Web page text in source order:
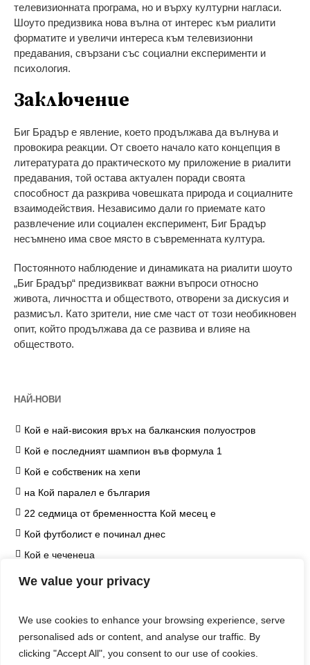
We value your privacy
We use cookies to enhance your browsing experience, serve
personalised ads or content, and analyse our traffic. By
clicking "Accept All", you consent to our use of cookies.
телевизионната програма, но и върху културни нагласи.
Шоуто предизвика нова вълна от интерес към риалити
форматите и увеличи интереса към телевизионни
предавания, свързани със социални експерименти и
психология.
Заключение
Биг Брадър е явление, което продължава да вълнува и
провокира реакции. От своето начало като концепция в
литературата до практическото му приложение в риалити
предавания, той остава актуален поради своята
способност да разкрива човешката природа и социалните
взаимодействия. Независимо дали го приемате като
развлечение или социален експеримент, Биг Брадър
несъмнено има свое място в съвременната култура.
Постоянното наблюдение и динамиката на риалити шоуто
„Биг Брадър“ предизвикват важни въпроси относно
живота, личността и обществото, отворени за дискусия и
размисъл. Като зрители, ние сме част от този необикновен
опит, който продължава да се развива и влияе на
обществото.
НАЙ-НОВИ
Кой е най-високия връх на балканския полуостров
Кой е последният шампион във формула 1
Кой е собственик на хепи
на Кой паралел е българия
22 седмица от бременността Кой месец е
Кой футболист е починал днес
Кой е чеченеца
на Кой козметичен продукт чърчил не е наложил
ограничение
Кой е хитлер